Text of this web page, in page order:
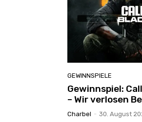
GEWINNSPIELE
Gewinnspiel:
– Wir verlosen
Charbel - 30. August